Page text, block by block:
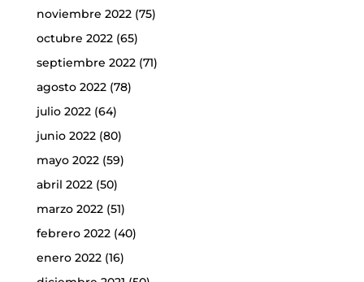
noviembre 2022(75)
octubre 2022(65)
septiembre 2022(71)
agosto 2022(78)
julio 2022(64)
junio 2022(80)
mayo 2022(59)
abril 2022(50)
marzo 2022(51)
febrero 2022(40)
enero 2022(16)